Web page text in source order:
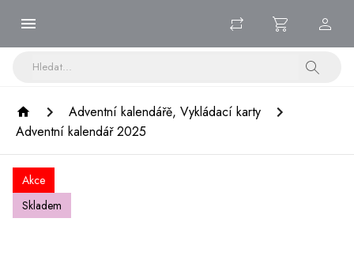
Adventní kalendářě, Vykládací karty
Adventní kalendář 2025
Akce
Skladem